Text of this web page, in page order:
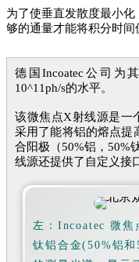
为了使垂直发散度最小
够的通量才能将积分时间
德国Incoatec公司为
10^11ph/s的水平。
该微焦点X射线源是一
采用了能将铝的熔点提
合阳极（50%铝，50%
线源还提供了自定义接
左：Incoatec 微焦
钛铝合金(50%铝